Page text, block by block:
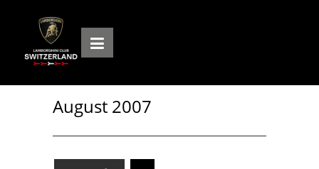
August 2007